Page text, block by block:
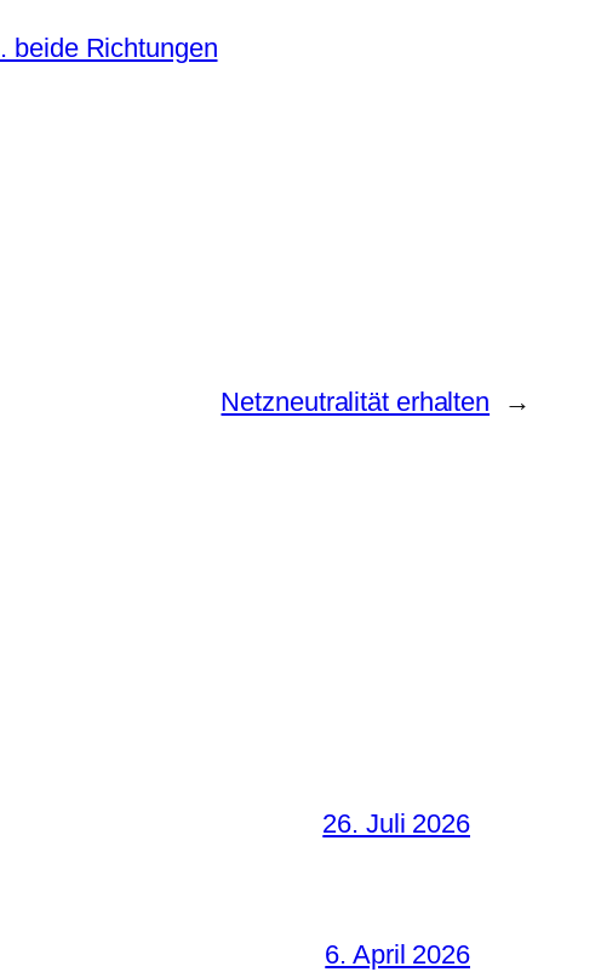
Netzneutralität erhalten →
26. Juli 2026
6. April 2026